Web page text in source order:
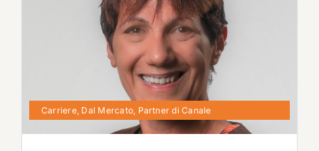
Carriere, Dal Mercato Partner di Canale